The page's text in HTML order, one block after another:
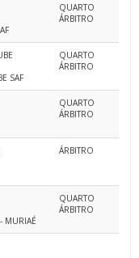
QUARTO
ÁRBITRO
SAF
QUARTO
ÁRBITRO
QUARTO
ÁRBITRO
ÁRBITRO
MURIAÉ
QUARTO
ÁRBITRO